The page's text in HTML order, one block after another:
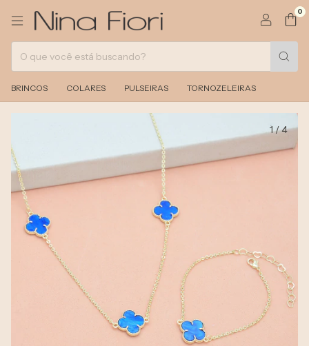
0
BRINCOS COLARES PULSEIRAS TORNOZELEIRAS
1/4